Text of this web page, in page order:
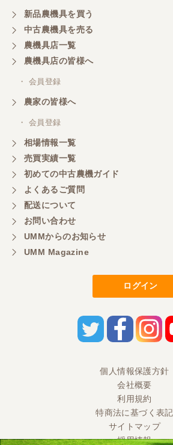
三重県／山本
共立シュレッターを受け取りま
く、エンジンも調子がよさそう
ざいました。
三重県／
嫌な顔をせずに一生懸命頑張っ
感謝しています。ここで3台買い
もよろしくお願いしたいです。
三重県／
初めてコンバインを買いに行っ
明るい方に担当していただき細
てとても嬉しかったです。
担当さんの説明が丁寧で分かり
も迅速に対応して頂き非常に助
三重県／
とても良い対応でした。また利
新品農機具を買う
中古農機具を売る
農機具店一覧
農機具店の皆様へ
・ 会員登録
農家の皆様へ
・ 会員登録
相場情報一覧
売買実績一覧
初めての中古農機ガイド
よくあるご質問
配送について
お問い合わせ
UMMからのお知らせ
UMM Magazine
ログイン
個人情報保護方針
会社概要
利用規約
特商法に基づく表記
サイトマップ
採用情報